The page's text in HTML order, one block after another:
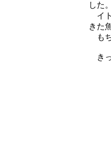
した。
イト
きた
もち
きっ